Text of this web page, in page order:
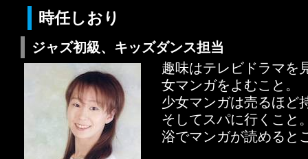
時任しおり
ジャズ初級、キッズダンス担当
趣味はテレビドラマを
女マンガをよむこと。
少女マンガは売るほど
そしてスパに行くこと
浴でマンガが読めると